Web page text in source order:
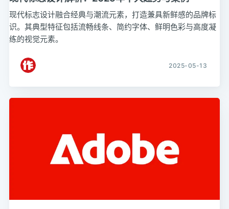
现代标志设计融合经典与潮流元素，打造兼具新鲜感的品牌标
识。其典型特征包括流畅线条、简约字体、鲜明色彩与高度凝
练的视觉元素。
2025-05-13